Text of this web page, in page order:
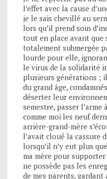
l’effet avec la cause
je le sais chevillé au
lors qu’il prend soin
tout en place avant que
totalement submergée
lourde pour elle,
le virus de la solidarité
plusieurs générations ;
du grand âge,
déserter leur
semestre, passer
comme moi les neuf
arrière-grand-mère
l’avait cloué la cassure
lorsqu’il n’y eut plus
ma mère pour
ne possède pas les
de mes parents, gardant